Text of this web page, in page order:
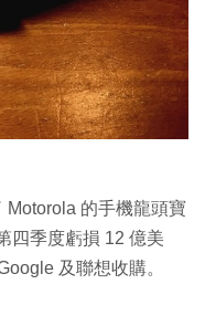
Motorola 的手機龍頭寶
四季度虧損 12 億美
及聯想收購。